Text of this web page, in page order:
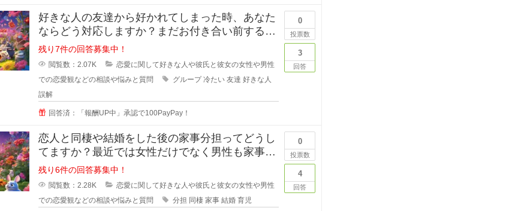
好きな人の友達から好かれてしまった時、あなた
ならどう対応しますか？まだお付き合い前する段
階で、2人だとまだぎこちないから
残り7件の回答募集中！
閲覧数：2.07K
恋愛に関して好きな人や彼氏と彼女の女性や男性
での恋愛観などの相談や悩みと質問
グループ 冷たい 友達 好きな人
誤解
回答済：「報酬UP中」承認で100PayPay！
0
投票数
3
回答
恋人と同棲や結婚をした後の家事分担ってどうし
てますか？最近では女性だけでなく男性も家事を
やろうみたいな風潮がある時代です
残り6件の回答募集中！
閲覧数：2.28K
恋愛に関して好きな人や彼氏と彼女の女性や男性
での恋愛観などの相談や悩みと質問
分担 同棲 家事 結婚 育児
0
投票数
4
回答